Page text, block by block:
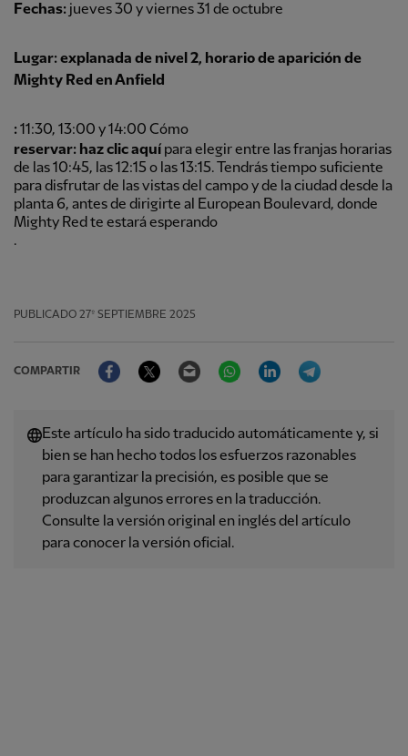
Fechas: jueves 30 y viernes 31 de octubre
Lugar:explanada de nivel 2, horario de aparición de
Mighty Red en Anfield
:11:30, 13:00 y 14:00 Cómo
reservar: haz clic aquí para elegir entre las franjas horarias
de las 10:45, las 12:15 o las 13:15. Tendrás tiempo suficiente
para disfrutar de las vistas del campo y de la ciudad desde la
planta 6, antes de dirigirte al European Boulevard, donde
Mighty Red te estará esperando
.
PUBLICADO 27º SEPTIEMBRE 2025
COMPARTIR
FacebookTwitter Email WhatsAppLinkedIn
Este artículo ha sido traducido automáticamente y, si
bien se han hecho todos los esfuerzos razonables
para garantizar la precisión, es posible que se
produzcan algunos errores en la traducción.
Consulte la versión original en inglés del artículo
para conocer la versión oficial.